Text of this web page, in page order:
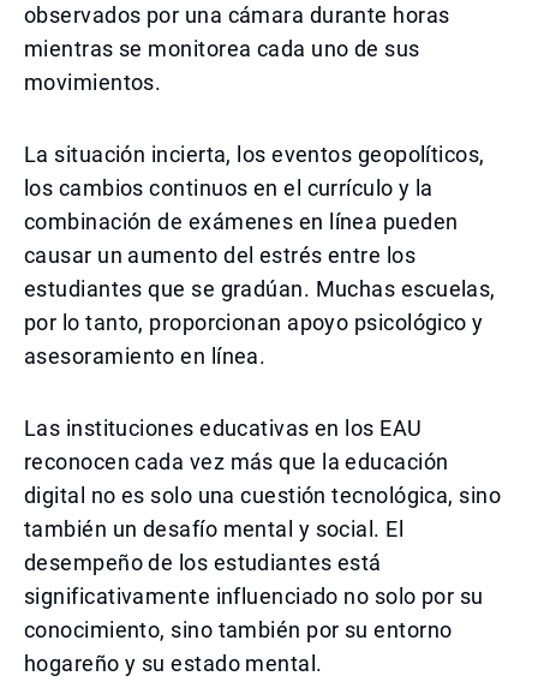
observados por una cámara durante horas
mientras se monitorea cada uno de sus
movimientos.
La situación incierta, los eventos geopolíticos,
los cambios continuos en el currículo y la
combinación de exámenes en línea pueden
causar un aumento del estrés entre los
estudiantes que se gradúan. Muchas escuelas,
por lo tanto, proporcionan apoyo psicológico y
asesoramiento en línea.
Las instituciones educativas en los EAU
reconocen cada vez más que la educación
digital no es solo una cuestión tecnológica, sino
también un desafío mental y social. El
desempeño de los estudiantes está
significativamente influenciado no solo por su
conocimiento, sino también por su entorno
hogareño y su estado mental.